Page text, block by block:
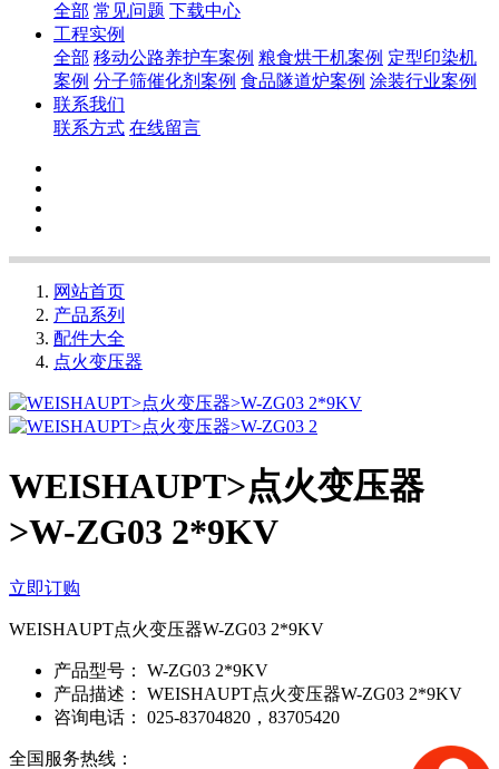
全部 常见问题 下载中心
工程实例
全部 移动公路养护车案例 粮食烘干机案例 定型印染机
案例 分子筛催化剂案例 食品隧道炉案例 涂装行业案例
联系我们
联系方式 在线留言
网站首页
产品系列
配件大全
点火变压器
WEISHAUPT>点火变压器
>W-ZG03 2*9KV
立即订购
WEISHAUPT点火变压器W-ZG03 2*9KV
产品型号：
W-ZG03 2*9KV
产品描述：
WEISHAUPT点火变压器W-ZG03 2*9KV
咨询电话：
025-83704820，83705420
全国服务热线：